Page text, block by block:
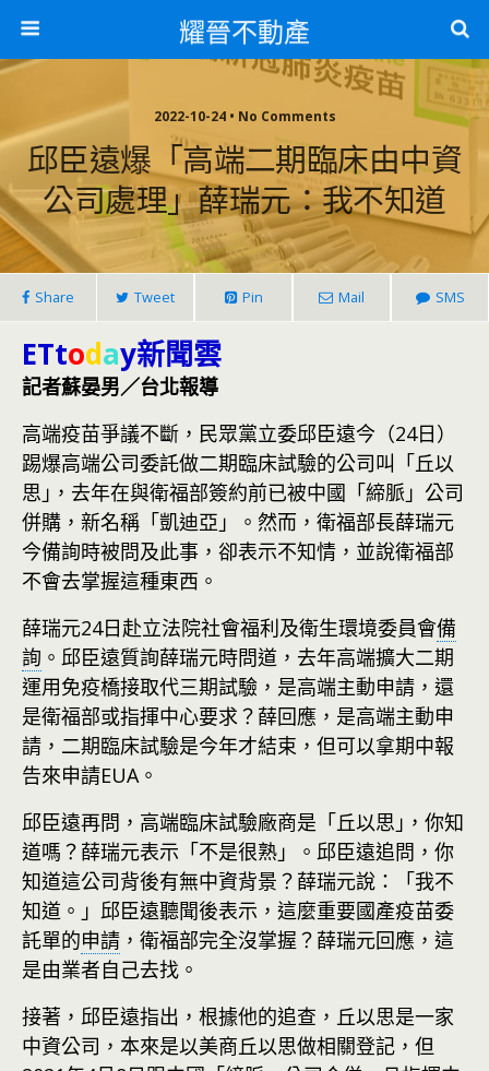
耀晉不動產
2022-10-24 • No Comments
邱臣遠爆「高端二期臨床由中資
公司處理」薛瑞元：我不知道
Share Tweet Pin Mail SMS
ETtoday新聞雲
記者蘇晏男／台北報導
高端疫苗爭議不斷，民眾黨立委邱臣遠今（24日）
踢爆高端公司委託做二期臨床試驗的公司叫「丘以
思｣，去年在與衛福部簽約前已被中國「締脈」公司
併購，新名稱「凱迪亞」。然而，衛福部長薛瑞元
今備詢時被問及此事，卻表示不知情，並說衛福部
不會去掌握這種東西。
薛瑞元24日赴立法院社會福利及衛生環境委員會備
詢 。邱臣遠質詢薛瑞元時問道，去年高端擴大二期
運用免疫橋接取代三期試驗，是高端主動申請，還
是衛福部或指揮中心要求？薛回應，是高端主動申
請，二期臨床試驗是今年才結束，但可以拿期中報
告來申請EUA。
邱臣遠再問，高端臨床試驗廠商是「丘以思｣，你知
道嗎？薛瑞元表示「不是很熟」。邱臣遠追問，你
知道這公司背後有無中資背景？薛瑞元說：「我不
知道。」邱臣遠聽聞後表示，這麼重要國產疫苗委
託單的申請 ，衛福部完全沒掌握？薛瑞元回應，這
是由業者自己去找。
接著，邱臣遠指出，根據他的追查，丘以思是一家
中資公司，本來是以美商丘以思做相關登記，但